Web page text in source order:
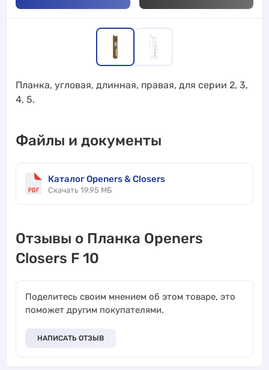
Планка, угловая, длинная, правая, для серии 2, 3,
4, 5.
Файлы и документы
Каталог Openers & Closers
Скачать 19.95 МБ
Отзывы о Планка Openers
Closers F 10
Поделитесь своим мнением об этом товаре, это
поможет другим покупателями.
НАПИСАТЬ ОТЗЫВ